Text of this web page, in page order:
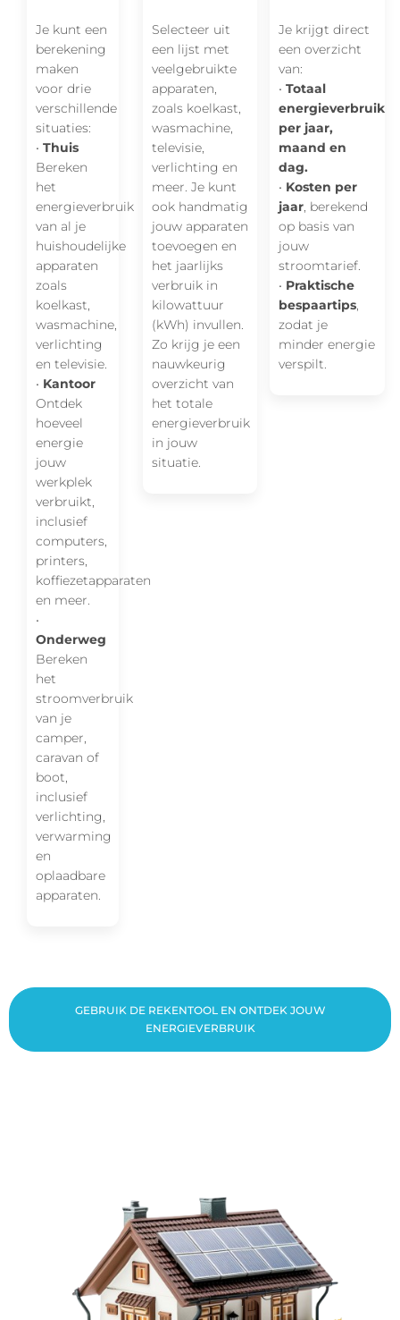
Je kunt een
berekening
maken
voor drie
verschillende
situaties:
• Thuis
Bereken
het
energieverbruik
van al je
huishoudelijke
apparaten
zoals
koelkast,
wasmachine,
verlichting
en televisie.
• Kantoor
Ontdek
hoeveel
energie
jouw
werkplek
verbruikt,
inclusief
computers,
printers,
koffiezetapparaten
en meer.
•
Onderweg
Bereken
het
stroomverbruik
van je
camper,
caravan of
boot,
inclusief
verlichting,
verwarming
en
oplaadbare
apparaten.
Selecteer uit
een lijst met
veelgebruikte
apparaten,
zoals koelkast,
wasmachine,
televisie,
verlichting en
meer. Je kunt
ook handmatig
jouw apparaten
toevoegen en
het jaarlijks
verbruik in
kilowattuur
(kWh) invullen.
Zo krijg je een
nauwkeurig
overzicht van
het totale
energieverbruik
in jouw
situatie.
Je krijgt direct
een overzicht
van:
•Totaal
energieverbruik
per jaar,
maand en
dag.
• Kosten per
jaar, berekend
op basis van
jouw
stroomtarief.
• Praktische
bespaartips,
zodat je
minder energie
verspilt.
GEBRUIK DE REKENTOOL EN ONTDEK JOUW
ENERGIEVERBRUIK